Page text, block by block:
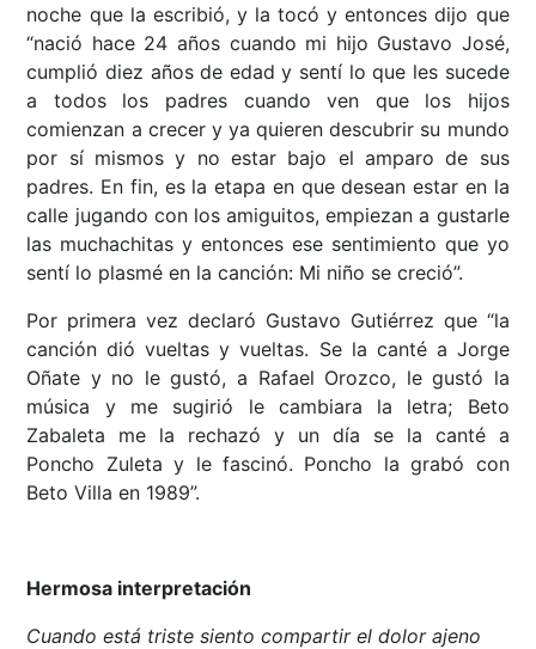
noche que la escribió, y la tocó y entonces dijo que
“nació hace 24 años cuando mi hijo Gustavo José,
cumplió diez años de edad y sentí lo que les sucede
a todos los padres cuando ven que los hijos
comienzan a crecer y ya quieren descubrir su mundo
por sí mismos y no estar bajo el amparo de sus
padres. En fin, es la etapa en que desean estar en la
calle jugando con los amiguitos, empiezan a gustarle
las muchachitas y entonces ese sentimiento que yo
sentí lo plasmé en la canción: Mi niño se creció”.
Por primera vez declaró Gustavo Gutiérrez que “la
canción dió vueltas y vueltas. Se la canté a Jorge
Oñate y no le gustó, a Rafael Orozco, le gustó la
música y me sugirió le cambiara la letra; Beto
Zabaleta me la rechazó y un día se la canté a
Poncho Zuleta y le fascinó. Poncho la grabó con
Beto Villa en 1989”.
Hermosa interpretación
Cuando está triste siento compartir el dolor ajeno